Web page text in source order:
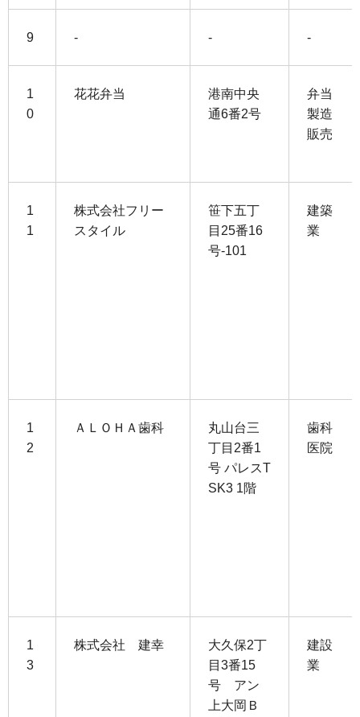
9 - - -
1
0
花花弁当
港南中央
通6番2号
弁当
製造
販売
1
1
株式会社フリー
スタイル
笹下五丁
目25番16
号-101
建築
業
1
2
ＡＬＯＨＡ歯科
丸山台三
丁目2番1
号 パレスT
SK3 1階
歯科
医院
1
3
株式会社 建幸
大久保2丁
目3番15
号 アン
上大岡Ｂ
建設
業